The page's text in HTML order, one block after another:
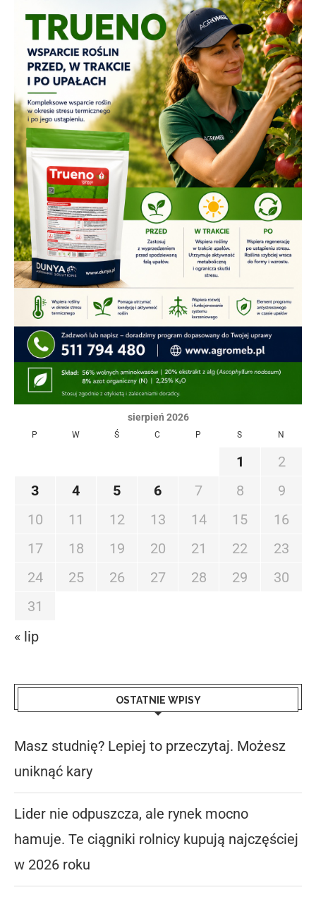
sierpień 2026
P W Ś C P S N
1
2
3
4 5 6 7 8
9
10
11 12 13 14 15
16
17
18 19 20 21 22
23
24
25 26 27 28 29
30
31
« lip
OSTATNIE WPISY
Masz studnię? Lepiej to przeczytaj. Możesz
uniknąć kary
Lider nie odpuszcza, ale rynek mocno
hamuje. Te ciągniki rolnicy kupują najczęściej
w 2026 roku